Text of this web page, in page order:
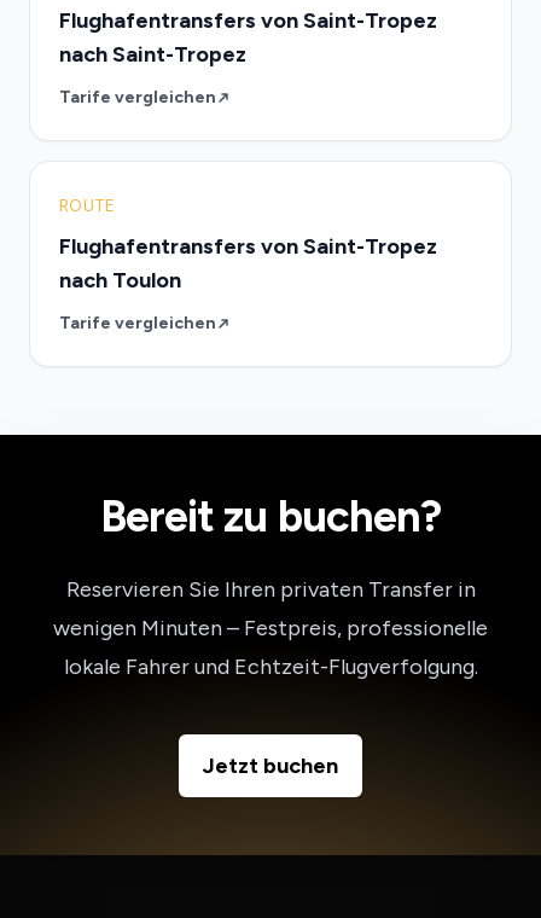
Flughafentransfers von Saint-Tropez
nach Saint-Tropez
Tarife vergleichen
ROUTE
Flughafentransfers von Saint-Tropez
nach Toulon
Tarife vergleichen
Bereit zu buchen?
Reservieren Sie Ihren privaten Transfer in
wenigen Minuten – Festpreis, professionelle
lokale Fahrer und Echtzeit-Flugverfolgung.
Jetzt buchen